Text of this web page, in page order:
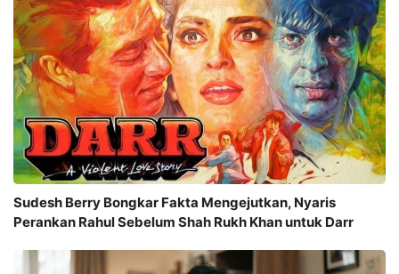
Sudesh Berry Bongkar Fakta Mengejutkan, Nyaris
Perankan Rahul Sebelum Shah Rukh Khan untuk Darr